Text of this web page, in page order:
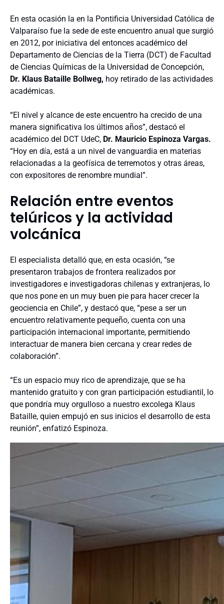
En esta ocasión la en la Pontificia Universidad Católica de
Valparaíso fue la sede de este encuentro anual que surgió
en 2012, por iniciativa del entonces académico del
Departamento de Ciencias de la Tierra (DCT) de Facultad
de Ciencias Químicas de la Universidad de Concepción,
Dr. Klaus Bataille Bollweg, hoy retirado de las actividades
académicas.
“El nivel y alcance de este encuentro ha crecido de una
manera significativa los últimos años”, destacó el
académico del DCT UdeC, Dr. Mauricio Espinoza Vargas.
“Hoy en día, está a un nivel de vanguardia en materias
relacionadas a la geofísica de terremotos y otras áreas,
con expositores de renombre mundial”.
Relación entre eventos
telúricos y la actividad
volcánica
El especialista detalló que, en esta ocasión, “se
presentaron trabajos de frontera realizados por
investigadores e investigadoras chilenas y extranjeras, lo
que nos pone en un muy buen pie para hacer crecer la
geociencia en Chile”, y destacó que, “pese a ser un
encuentro relativamente pequeño, cuenta con una
participación internacional importante, permitiendo
interactuar de manera bien cercana y crear redes de
colaboración”.
“Es un espacio muy rico de aprendizaje, que se ha
mantenido gratuito y con gran participación estudiantil, lo
que pondría muy orgulloso a nuestro excolega Klaus
Bataille, quien empujó en sus inicios el desarrollo de esta
reunión”, enfatizó Espinoza.